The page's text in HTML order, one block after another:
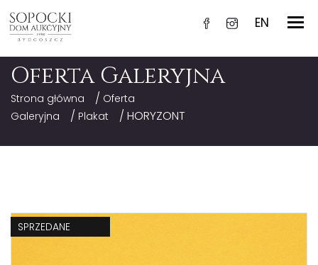
EN
Oferta Galeryjna
Strona główna / Oferta
Galeryjna
/ Plakat / HORYZONT
SPRZEDANE